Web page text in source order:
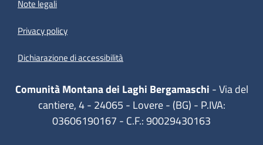
Note legali
Privacy policy
Dichiarazione di accessibilità
Comunità Montana dei Laghi Bergamaschi - Via del
cantiere, 4 - 24065 - Lovere - (BG) - P.IVA:
03606190167 - C.F.: 90029430163